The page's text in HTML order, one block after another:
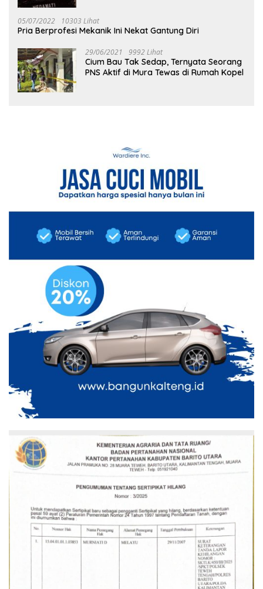
05/07/2022 10303 Lihat
Pria Berprofesi Mekanik Ini Nekat Gantung Diri
29/06/2021 9992 Lihat
Cium Bau Tak Sedap, Ternyata Seorang
PNS Aktif di Mura Tewas di Rumah Kopel